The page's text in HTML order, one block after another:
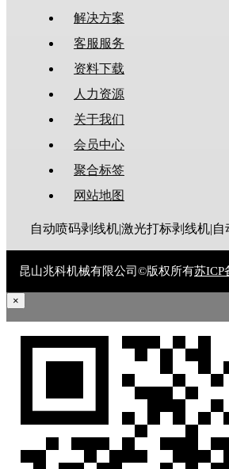
解决方案
客服服务
资料下载
人力资源
关于我们
会员中心
聚合标签
网站地图
昆山兆科机械有限公司©版权所有苏ICP
×